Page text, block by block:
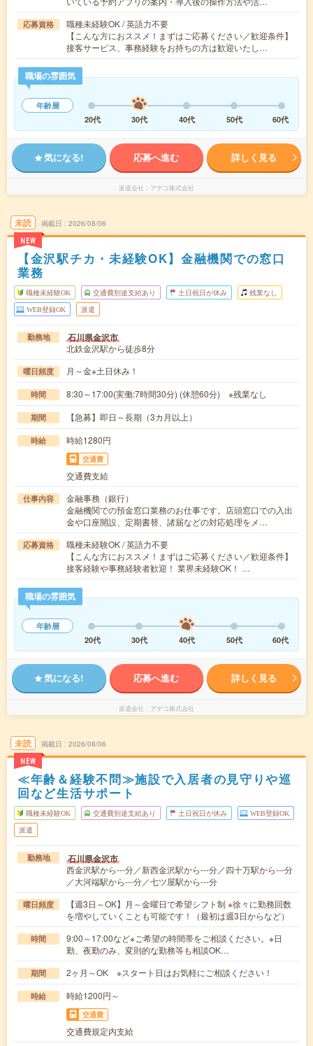
応募資格
職種未経験OK / 英語力不要
【こんな方におススメ！まずはご応募ください／歓迎条件】
接客サービス、事務経験をお持ちの方は歓迎いたし…
職場の雰囲気
年齢層
20代
30代 40代 50代 60代
気になる! 応募へ進む 詳しく見る
派遣会社 アデコ株式会社
未読
NEW
掲載日 2026/08/06
【金沢駅チカ・未経験OK】金融機関での窓口
業務
職種未経験OK 交通費別途支給あり 土日祝日が休み 残業なし
WEB登録OK 派遣
勤務地 石川県金沢市
北鉄金沢駅から徒歩8分
曜日頻度 月～金※土日休み！
時間 8:30～17:00(実働:7時間30分) (休憩60分) ※残業なし
期間 【急募】即日～長期（3カ月以上）
時給 時給1280円
交通費
交通費支給
仕事内容
金融事務（銀行）
金融機関での預金窓口業務のお仕事です。店頭窓口での入出
金や口座開設、定期書替、諸届などの対応処理をメ…
応募資格
職種未経験OK / 英語力不要
【こんな方におススメ！まずはご応募ください／歓迎条件】
接客経験や事務経験者歓迎！ 業界未経験OK！ …
職場の雰囲気
年齢層
20代
30代 40代 50代 60代
気になる! 応募へ進む 詳しく見る
派遣会社 アデコ株式会社
未読
NEW
掲載日 2026/08/06
≪年齢＆経験不問≫施設で入居者の見守りや巡
回など生活サポート
職種未経験OK 交通費別途支給あり 土日祝日が休み WEB登録OK
派遣
勤務地 石川県金沢市
西金沢駅から---分／新西金沢駅から---分／四十万駅から---分
／大河端駅から---分／七ツ屋駅から---分
曜日頻度
【週3日～OK】月～金曜日で希望シフト制 ※徐々に勤務回数
を増やしていくことも可能です！（最初は週3日からなど）
時間
9:00～17:00など※ご希望の時間帯をご相談ください。※日
勤、夜勤のみ、変則的な勤務等も相談OK…
期間 2ヶ月～OK ※スタート日はお気軽にご相談ください！
時給 時給1200円～
交通費
交通費規定内支給